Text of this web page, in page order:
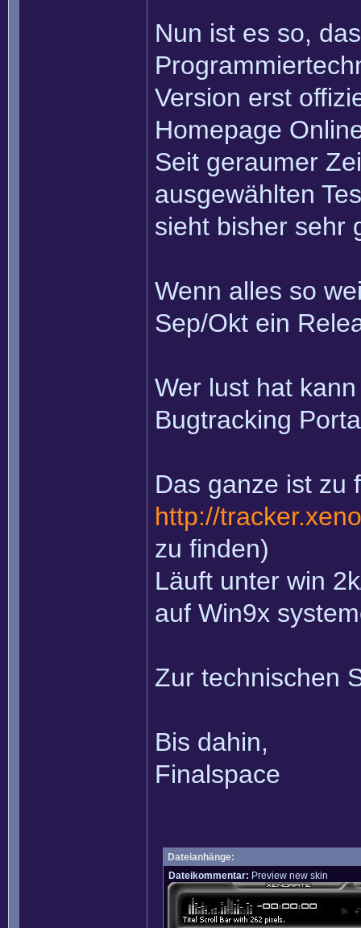
Nun ist es so,
Version erst
Homepage
Seit geraumer
ausgewählten
sieht bisher sehr
Wenn alles so
Sep/Okt ein
Wer lust hat
Bugtracking
Das ganze ist zu
http://
zu finden)
Läuft unter win
auf Win9x
Zur technischen
Bis dahin,
Finalspace
Dateianhänge:
Dateikommentar: Preview new skin